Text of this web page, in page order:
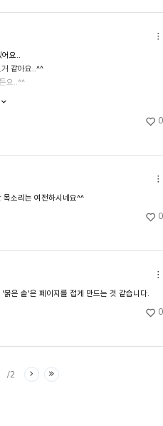
어요..
같아요..^^
요..^^
내용
0
목소리는 여전하시네요^^
0
은 솥'은 페이지를 접게 만드는 것 같습니다.
0
2 다음마지막